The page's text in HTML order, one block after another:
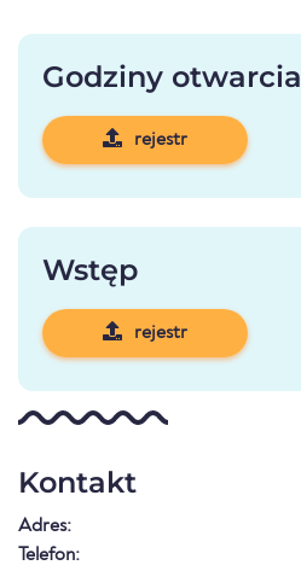
Godziny otwarcia
rejestr
Wstęp
rejestr
Kontakt
Adres:
Telefon: